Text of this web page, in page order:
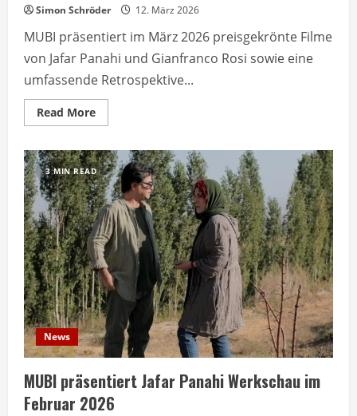
Simon Schröder 12. März 2026
MUBI präsentiert im März 2026 preisgekrönte Filme
von Jafar Panahi und Gianfranco Rosi sowie eine
umfassende Retrospektive...
Read MoreRead
more
März
2026:
Cannes-
Gewinner
und
Wiseman-
Retrospektive
3 MIN READ
News
MUBI präsentiert Jafar Panahi Werkschau im
Februar 2026